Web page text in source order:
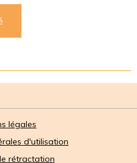
légales
d'utilisation
rétractation